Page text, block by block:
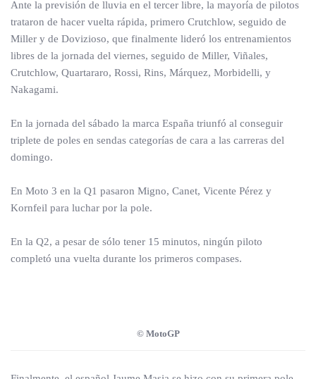
Ante la previsión de lluvia en el tercer libre, la mayoría de pilotos
trataron de hacer vuelta rápida, primero Crutchlow, seguido de
Miller y de Dovizioso, que finalmente lideró los entrenamientos
libres de la jornada del viernes, seguido de Miller, Viñales,
Crutchlow, Quartararo, Rossi, Rins, Márquez, Morbidelli, y
Nakagami.
En la jornada del sábado la marca España triunfó al conseguir
triplete de poles en sendas categorías de cara a las carreras del
domingo.
En Moto 3 en la Q1 pasaron Migno, Canet, Vicente Pérez y
Kornfeil para luchar por la pole.
En la Q2, a pesar de sólo tener 15 minutos, ningún piloto
completó una vuelta durante los primeros compases.
© MotoGP